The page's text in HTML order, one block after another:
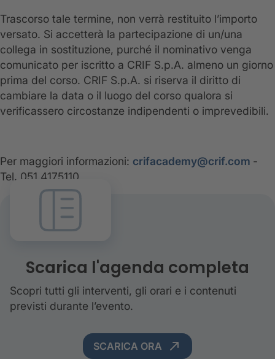
Trascorso tale termine, non verrà restituito l’importo
versato. Si accetterà la partecipazione di un/una
collega in sostituzione, purché il nominativo venga
comunicato per iscritto a CRIF S.p.A. almeno un giorno
prima del corso. CRIF S.p.A. si riserva il diritto di
cambiare la data o il luogo del corso qualora si
verificassero circostanze indipendenti o imprevedibili.
Per maggiori informazioni: crifacademy@crif.com -
Tel. 051.4175110
Scarica l'agenda completa
Scopri tutti gli interventi, gli orari e i contenuti
previsti durante l’evento.
SCARICA ORA